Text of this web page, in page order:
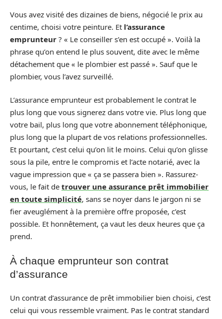
Vous avez visité des dizaines de biens, négocié le prix au
centime, choisi votre peinture. Et l’assurance
emprunteur ? « Le conseiller s’en est occupé ». Voilà la
phrase qu’on entend le plus souvent, dite avec le même
détachement que « le plombier est passé ». Sauf que le
plombier, vous l’avez surveillé.
L’assurance emprunteur est probablement le contrat le
plus long que vous signerez dans votre vie. Plus long que
votre bail, plus long que votre abonnement téléphonique,
plus long que la plupart de vos relations professionnelles.
Et pourtant, c’est celui qu’on lit le moins. Celui qu’on glisse
sous la pile, entre le compromis et l’acte notarié, avec la
vague impression que « ça se passera bien ». Rassurez-
vous, le fait de trouver une assurance prêt immobilier
en toute simplicité, sans se noyer dans le jargon ni se
fier aveuglément à la première offre proposée, c’est
possible. Et honnêtement, ça vaut les deux heures que ça
prend.
À chaque emprunteur son contrat
d’assurance
Un contrat d’assurance de prêt immobilier bien choisi, c’est
celui qui vous ressemble vraiment. Pas le contrat standard